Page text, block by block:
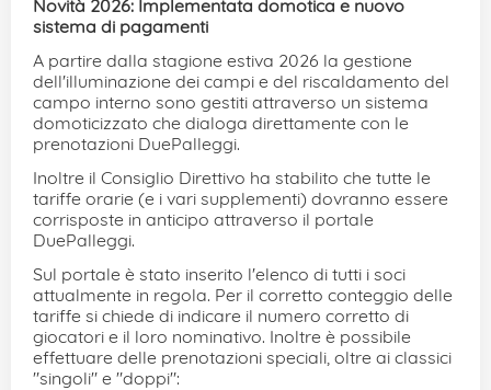
Novità 2026: Implementata domotica e nuovo
sistema di pagamenti
A partire dalla stagione estiva 2026 la gestione
dell'illuminazione dei campi e del riscaldamento del
campo interno sono gestiti attraverso un sistema
domoticizzato che dialoga direttamente con le
prenotazioni DuePalleggi.
Inoltre il Consiglio Direttivo ha stabilito che tutte le
tariffe orarie (e i vari supplementi) dovranno essere
corrisposte in anticipo attraverso il portale
DuePalleggi.
Sul portale è stato inserito l'elenco di tutti i soci
attualmente in regola. Per il corretto conteggio delle
tariffe si chiede di indicare il numero corretto di
giocatori e il loro nominativo. Inoltre è possibile
effettuare delle prenotazioni speciali, oltre ai classici
"singoli" e "doppi":